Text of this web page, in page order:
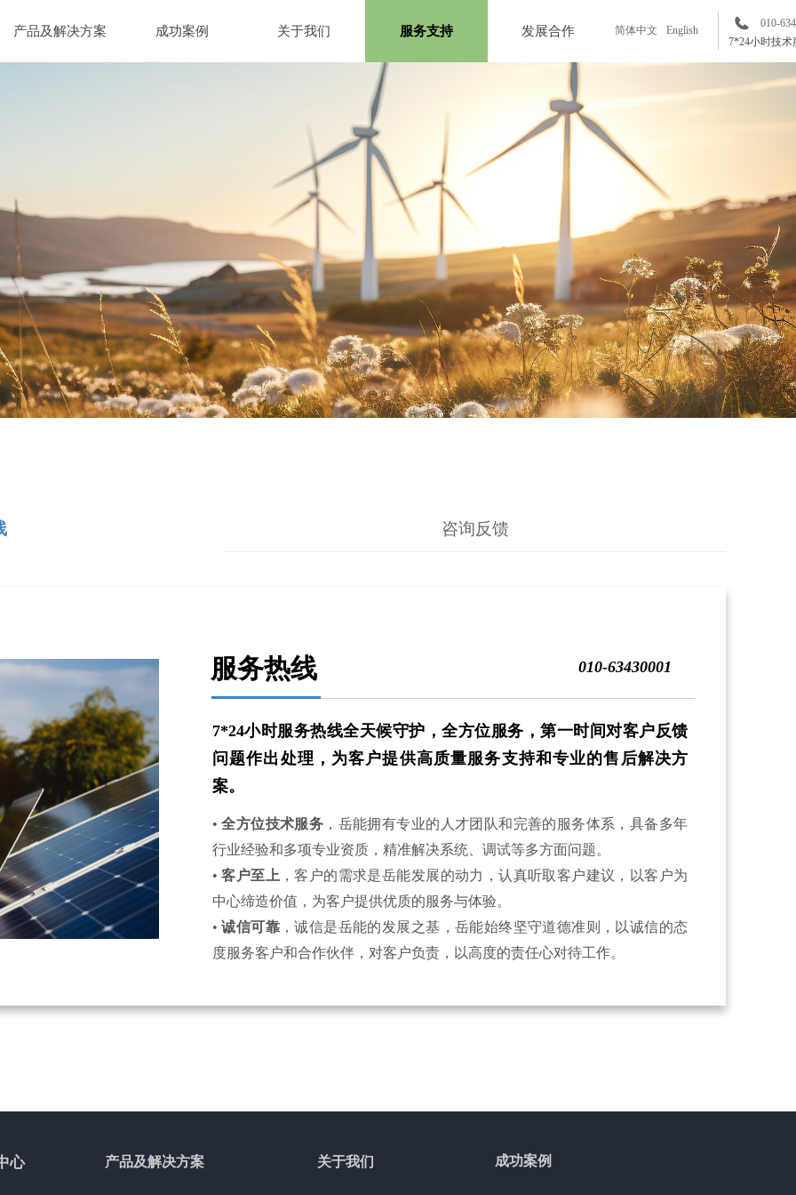
产品及解决方案 成功案例 关于我们 服务支持 发展合作 简体中文 English
010-
7*24小时技术
咨询反馈
服务热线 010-63430001
7*24小时服务热线全天候守护，全方位服务，第一时间对客户反馈
问题作出处理，为客户提供高质量服务支持和专业的售后解决方
案。
•全方位技术服务 ，岳能拥有专业的人才团队和完善的服务体系，具备多年
行业经验和多项专业资质，精准解决系统、调试等多方面问题。
•客户至上 ，客户的需求是岳能发展的动力，认真听取客户建议，以客户为
中心缔造价值，为客户提供优质的服务与体验。
•诚信可靠 ，诚信是岳能的发展之基，岳能始终坚守道德准则，以诚信的态
度服务客户和合作伙伴，对客户负责，以高度的责任心对待工作。
关于我们
心 产品及解决方案 成功案例